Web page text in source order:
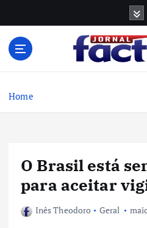
Home
O Brasil está
para aceitar
Inês Theodoro Geral